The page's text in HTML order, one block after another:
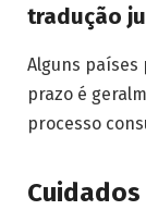
tradução
Alguns países
prazo é
processo